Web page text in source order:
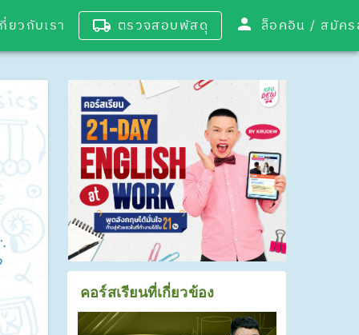
ยวกับเรา ตรวจสอบพัสดุ ล็อคอิน /
คอร์สเรียนที่เกี่ยวข้อง